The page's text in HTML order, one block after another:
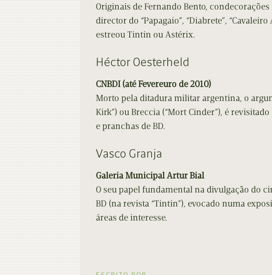
Originais de Fernando Bento,
director do “Papagaio”, “Diabrete”,
estreou Tintin ou Astérix.
Héctor Oesterheld
CNBDI (até Fevereuro de 2010)
Morto pela ditadura militar argentina, o
Kirk”) ou Breccia (“Mort Cinder”), é
e pranchas de BD.
Vasco Granja
Galeria Municipal Artur Bial
O seu papel fundamental na divulgação do
BD (na revista “Tintin”), evocado numa
áreas de interesse.